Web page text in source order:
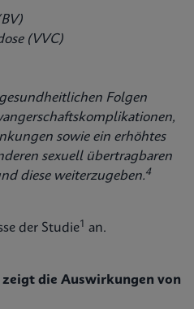
(VVC)
Folgen
sowie ein erhöhtes
sexuell übertragbaren
diese weiterzugeben.4
der Studie1 an.
die Auswirkungen von